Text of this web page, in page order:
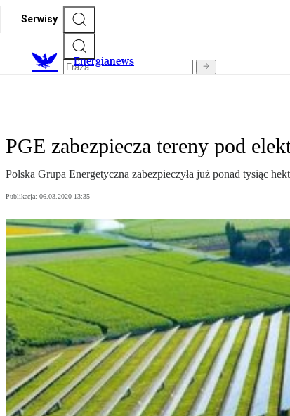
Serwisy
Energianews
PGE zabezpiecza tereny pod
Polska Grupa Energetyczna zabezpieczyła już ponad tysiąc
Publikacja: 06.03.2020 13:35